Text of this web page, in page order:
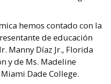
hemos contado con la
de educación
Manny Díaz Jr., Florida
y de Ms. Madeline
Dade College.